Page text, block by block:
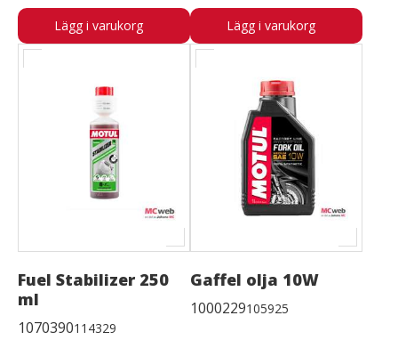
Lägg i varukorg Lägg i varukorg
Fuel Stabilizer 250
ml
1070390114329
Gaffel olja 10W
1000229105925